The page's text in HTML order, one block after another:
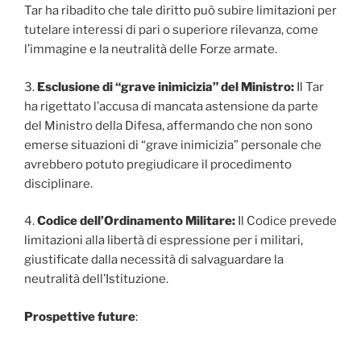
Tar ha ribadito che tale diritto può subire limitazioni per
tutelare interessi di pari o superiore rilevanza, come
l’immagine e la neutralità delle Forze armate.
3. Esclusione di “grave inimicizia” del Ministro: Il Tar
ha rigettato l’accusa di mancata astensione da parte
del Ministro della Difesa, affermando che non sono
emerse situazioni di “grave inimicizia” personale che
avrebbero potuto pregiudicare il procedimento
disciplinare.
4.Codice dell’Ordinamento Militare: Il Codice prevede
limitazioni alla libertà di espressione per i militari,
giustificate dalla necessità di salvaguardare la
neutralità dell’Istituzione.
Prospettive future: